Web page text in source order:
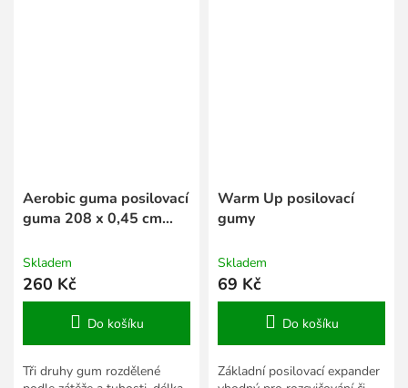
Aerobic guma posilovací
guma 208 x 0,45 cm
Skladem
260 Kč
Do košíku
Tři druhy gum rozdělené
Warm Up posilovací
gumy
Skladem
69 Kč
Do košíku
Základní posilovací expander